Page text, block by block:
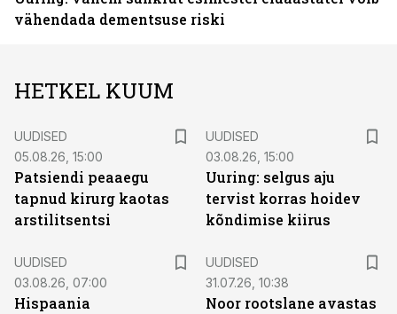
vähendada dementsuse riski
HETKEL KUUM
UUDISED
05.08.26, 15:00
Patsiendi peaaegu
tapnud kirurg kaotas
arstilitsentsi
UUDISED
03.08.26, 15:00
Uuring: selgus aju
tervist korras hoidev
kõndimise kiirus
UUDISED
03.08.26, 07:00
Hispaania
UUDISED
31.07.26, 10:38
Noor rootslane avastas